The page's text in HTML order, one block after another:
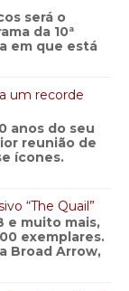
será o
da 10ª
em que está
um recorde
anos do seu
reunião de
ícones.
“The Quail”
e muito mais,
exemplares.
Broad Arrow,